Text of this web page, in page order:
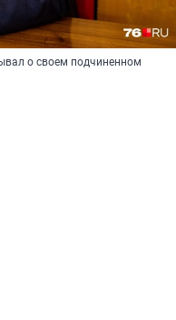
о своем подчиненном